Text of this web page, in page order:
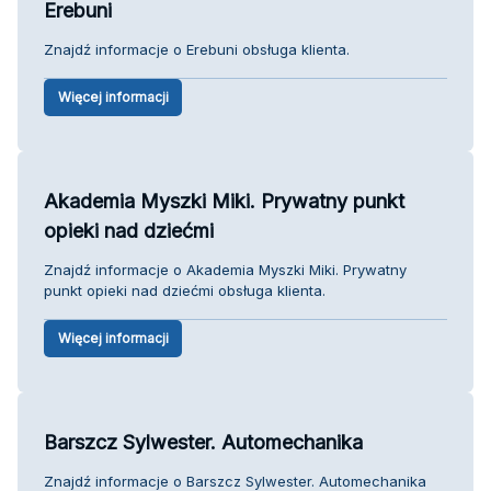
Erebuni
Znajdź informacje o Erebuni obsługa klienta.
Więcej informacji
Akademia Myszki Miki. Prywatny punkt
opieki nad dziećmi
Znajdź informacje o Akademia Myszki Miki. Prywatny
punkt opieki nad dziećmi obsługa klienta.
Więcej informacji
Barszcz Sylwester. Automechanika
Znajdź informacje o Barszcz Sylwester. Automechanika